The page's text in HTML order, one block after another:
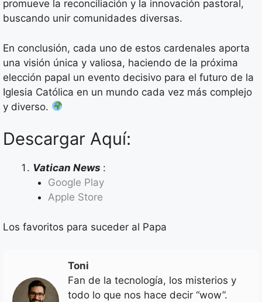
promueve la reconciliación y la innovación pastoral,
buscando unir comunidades diversas.
En conclusión, cada uno de estos cardenales aporta
una visión única y valiosa, haciendo de la próxima
elección papal un evento decisivo para el futuro de la
Iglesia Católica en un mundo cada vez más complejo
y diverso.
Descargar Aquí:
Vatican News :
Google Play
Apple Store
Los favoritos para suceder al Papa
Toni
Fan de la tecnología, los misterios y
todo lo que nos hace decir “wow”.